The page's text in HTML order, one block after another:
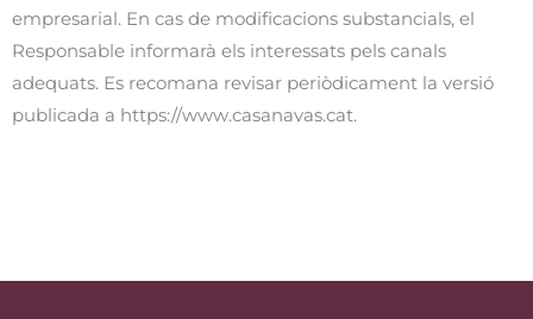
empresarial. En cas de modificacions substancials, el
Responsable informarà els interessats pels canals
adequats. Es recomana revisar periòdicament la versió
publicada a https://www.casanavas.cat.